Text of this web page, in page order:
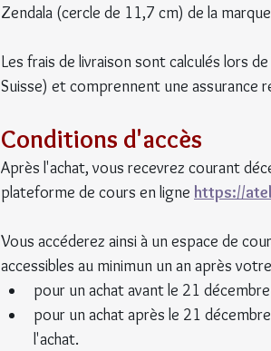
Zendala (cercle de 11,7 cm) de la
Les frais de livraison sont calculés lors
Suisse) et comprennent une assurance
Conditions d'accès
Après l'achat, vous recevrez courant
plateforme de cours en ligne https://
Vous accéderez ainsi à un espace de
accessibles au minimun un an après
pour un achat avant le 21
pour un achat après le 21
l'achat.